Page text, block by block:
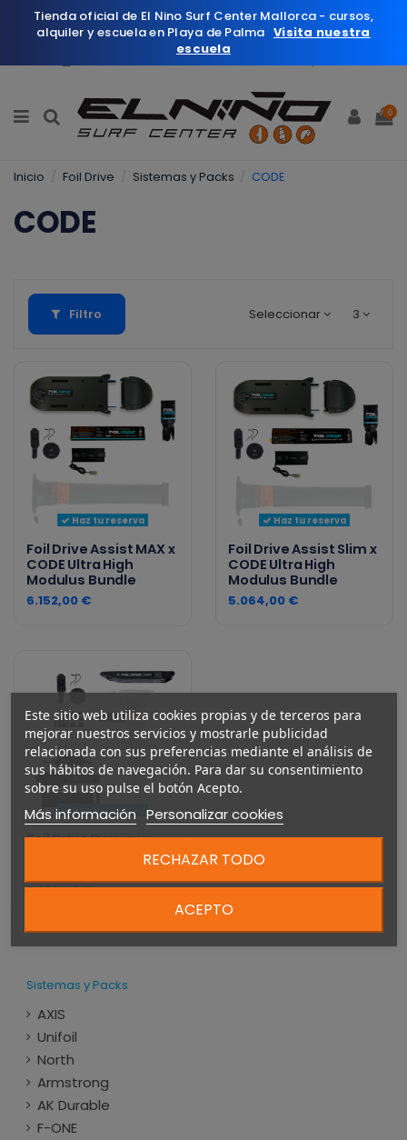
0
Inicio Foil Drive Sistemas y Packs CODE
CODE
Filtro Seleccionar 3
Haz tu reserva
Foil Drive Assist MAX x
CODE Ultra High
Modulus Bundle
6.152,00 €
Haz tu reserva
Foil Drive Assist Slim x
CODE Ultra High
Modulus Bundle
5.064,00 €
Haz tu reserva
Foil Drive Fusion x
7.873,00 €
Sistemas y Packs
AXIS
Unifoil
North
Armstrong
AK Durable
F-ONE
Este sitio web utiliza cookies propias y de terceros para
mejorar nuestros servicios y mostrarle publicidad
relacionada con sus preferencias mediante el análisis de
sus hábitos de navegación. Para dar su consentimiento
sobre su uso pulse el botón Acepto.
Más información Personalizar cookies
RECHAZAR TODO
ACEPTO
Tienda oficial de El Nino Surf Center Mallorca - cursos,
alquiler y escuela en Playa de Palma Visita nuestra
escuela